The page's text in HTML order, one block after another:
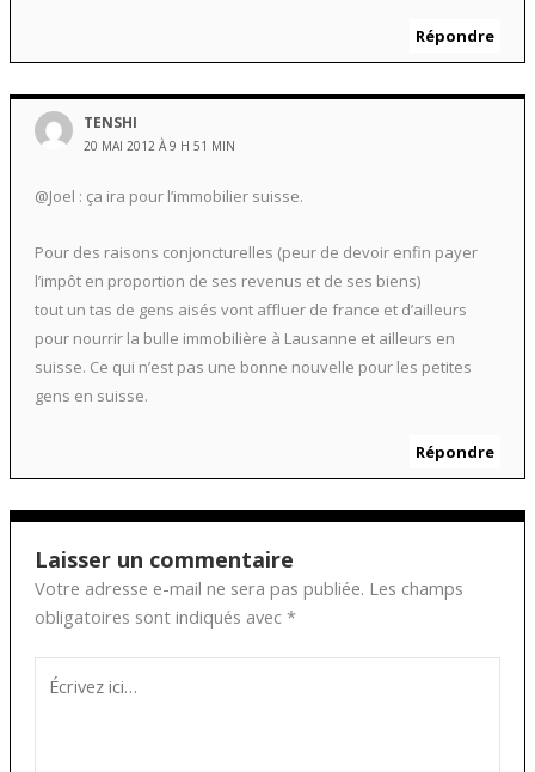
Répondre
TENSHI
20 MAI 2012 À 9 H 51 MIN
@Joel : ça ira pour l’immobilier suisse.
Pour des raisons conjoncturelles (peur de devoir enfin payer
l’impôt en proportion de ses revenus et de ses biens)
tout un tas de gens aisés vont affluer de france et d’ailleurs
pour nourrir la bulle immobilière à Lausanne et ailleurs en
suisse. Ce qui n’est pas une bonne nouvelle pour les petites
gens en suisse.
Répondre
Laisser un commentaire
Votre adresse e-mail ne sera pas publiée. Les champs
obligatoires sont indiqués avec *
ici…